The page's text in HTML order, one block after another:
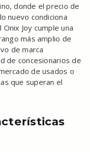
donde el precio de
nuevo condiciona
Joy cumple una
más amplio de
de marca
de concesionarios de
de usados o
que superan el